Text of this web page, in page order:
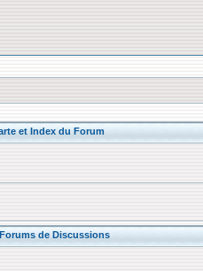
et Index du Forum
de Discussions